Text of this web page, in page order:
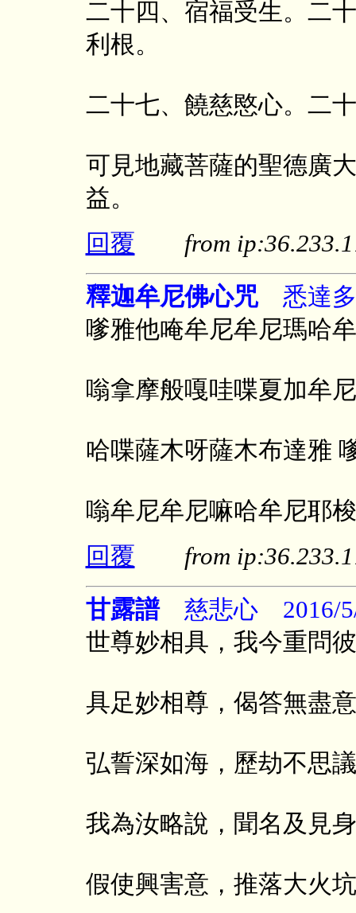
二十四、宿福受生。二
利根。
二十七、饒慈愍心。二
可見地藏菩薩的聖德廣
益。
回覆
from
釋迦牟尼佛心咒悉達多
嗲雅他唵牟尼牟尼瑪哈
嗡拿摩般嘎哇喋夏加牟
哈喋薩木呀薩木布達雅
嗡牟尼牟尼嘛哈牟尼耶
回覆
from
甘露譜慈悲心 2016/
世尊妙相具，我今重問
具足妙相尊，偈答無盡
弘誓深如海，歷劫不思
我為汝略說，聞名及見
假使興害意，推落大火